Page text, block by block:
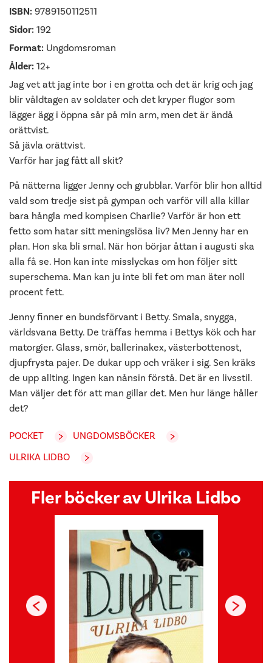
ISBN: 9789150112511
Sidor: 192
Format: Ungdomsroman
Ålder: 12+
Jag vet att jag inte bor i en grotta och det är krig och jag
blir våldtagen av soldater och det kryper flugor som
lägger ägg i öppna sår på min arm, men det är ändå
orättvist.
Så jävla orättvist.
Varför har jag fått all skit?
På nätterna ligger Jenny och grubblar. Varför blir hon alltid
vald som tredje sist på gympan och varför vill alla killar
bara hångla med kompisen Charlie? Varför är hon ett
fetto som hatar sitt meningslösa liv? Men Jenny har en
plan. Hon ska bli smal. När hon börjar åttan i augusti ska
alla få se. Hon kan inte misslyckas om hon följer sitt
superschema. Man kan ju inte bli fet om man äter noll
procent fett.
Jenny finner en bundsförvant i Betty. Smala, snygga,
världsvana Betty. De träffas hemma i Bettys kök och har
matorgier. Glass, smör, ballerinakex, västerbottenost,
djupfrysta pajer. De dukar upp och vräker i sig. Sen kräks
de upp allting. Ingen kan nånsin förstå. Det är en livsstil.
Man väljer det för att man gillar det. Men hur länge håller
det?
POCKET
UNGDOMSBÖCKER
ULRIKA LIDBO
Fler böcker av Ulrika Lidbo